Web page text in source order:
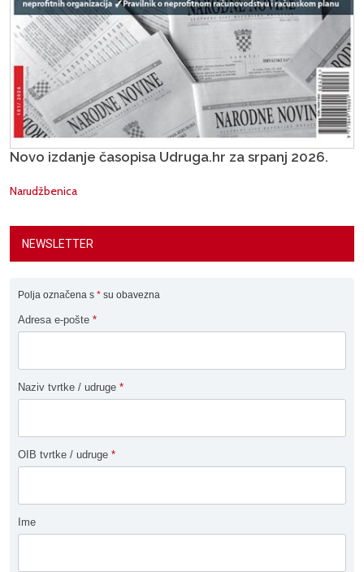
Novo izdanje časopisa Udruga.hr za srpanj 2026.
Narudžbenica
NEWSLETTER
Polja označena s * su obavezna
Adresa e-pošte *
Naziv tvrtke / udruge *
OIB tvrtke / udruge *
Ime